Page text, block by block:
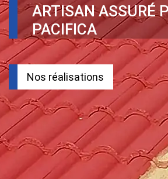
ARTISAN ASSURÉ
PACIFICA
Nos réalisations